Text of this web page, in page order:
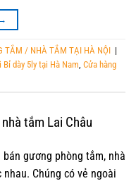
→
TẮM / NHÀ TẮM TẠI HÀ NỘI |
dày 5ly tại Hà Nam, Cửa hàng
tắm Lai Châu
gương phòng tắm, nhà
Chúng có vẻ ngoài